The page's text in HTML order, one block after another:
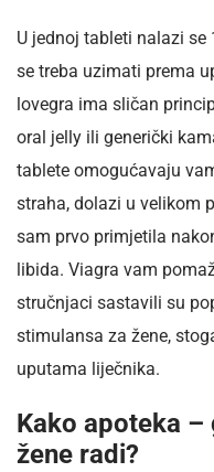
U jednoj tableti nalazi
se treba uzimati prema
lovegra ima sličan
oral jelly ili generički
tablete omogućavaju
straha, dolazi u velikom
sam prvo primjetila
libida. Viagra vam
stručnjaci sastavili su
stimulansa za žene,
uputama liječnika.
Kako apoteka –
žene radi?